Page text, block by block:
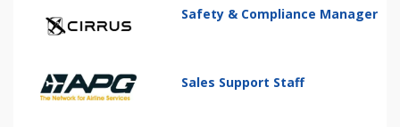
Safety & Compliance Manager
Sales Support Staff